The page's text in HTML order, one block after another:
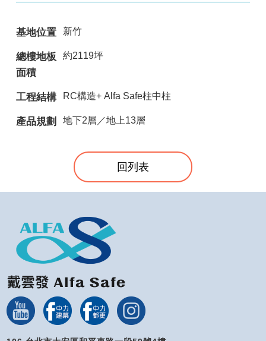
基地位置 新竹
總樓地板
面積
約2119坪
工程結構 RC構造+ Alfa Safe柱中柱
產品規劃 地下2層／地上13層
回列表